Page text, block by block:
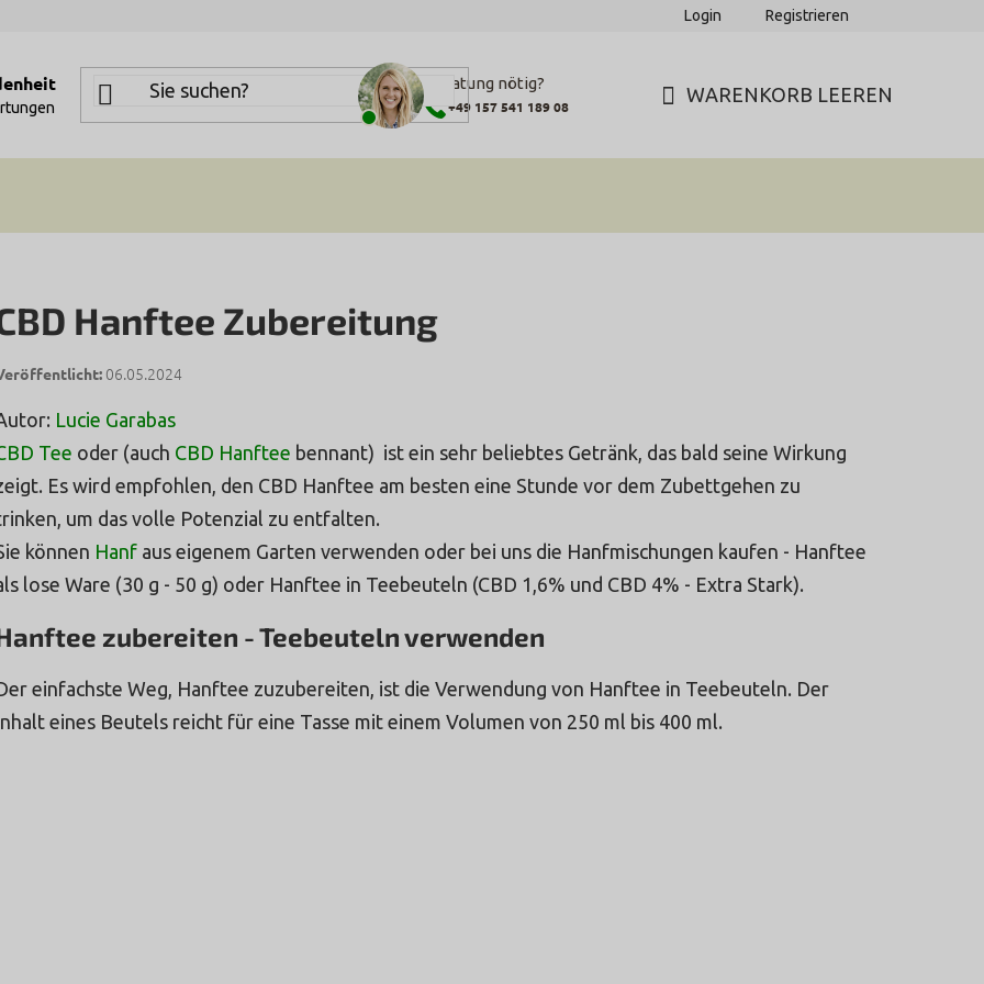
Login Registrieren
Beratung nötig?
+49 157 541 189 08
WARENKORB LEEREN
Hanftee Zubereitung
06.05.2024
Lucie Garabas
Tee oder (auch CBD Hanftee bennant) ist ein sehr beliebtes Getränk, das bald seine Wirkung
Es wird empfohlen, den CBD Hanftee am besten eine Stunde vor dem Zubettgehen zu
um das volle Potenzial zu entfalten.
können Hanf aus eigenem Garten verwenden oder bei uns die Hanfmischungen kaufen - Hanftee
lose Ware (30 g - 50 g) oder Hanftee in Teebeuteln (CBD 1,6% und CBD 4% - Extra Stark).
zubereiten - Teebeuteln verwenden
einfachste Weg, Hanftee zuzubereiten, ist die Verwendung von Hanftee in Teebeuteln. Der
eines Beutels reicht für eine Tasse mit einem Volumen von 250 ml bis 400 ml.